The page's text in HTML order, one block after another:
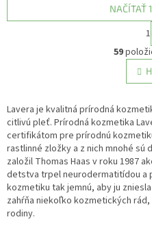
NAČÍTAŤ
1
59
Lavera je kvalitná prírodná
citlivú pleť. Prírodná kozmetika
certifikátom pre prírodnú
rastlinné zložky a z nich mnohé sú
založil Thomas Haas v roku 1987
detstva trpel neurodermatitídou a
kozmetiku tak jemnú, aby ju
zahŕňa niekoľko kozmetických
rodiny.